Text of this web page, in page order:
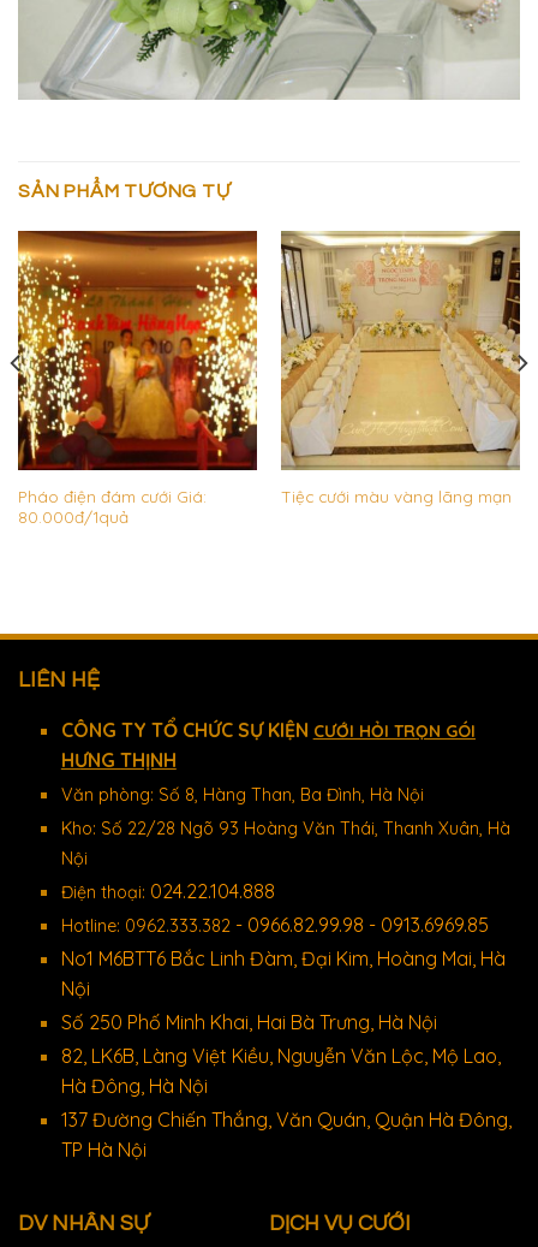
SẢN PHẨM TƯƠNG TỰ
Pháo điện đám cưới Giá:
80.000đ/1quả
Tiệc cưới màu vàng lãng mạn
LIÊN HỆ
CÔNG TY TỔ CHỨC SỰ KIỆN CƯỚI HỎI TRỌN GÓI
HƯNG THỊNH
Văn phòng: Số 8, Hàng Than, Ba Đình, Hà Nội
Kho: Số 22/28 Ngõ 93 Hoàng Văn Thái, Thanh Xuân, Hà
Nội
Điện thoại: 024.22.104.888
Hotline: 0962.333.382 - 0966.82.99.98 - 0913.6969.85
No1 M6BTT6 Bắc Linh Đàm, Đại Kim, Hoàng Mai, Hà
Nội
Số 250 Phố Minh Khai, Hai Bà Trưng, Hà Nội
82, LK6B, Làng Việt Kiều, Nguyễn Văn Lộc, Mộ Lao,
Hà Đông, Hà Nội
137 Đường Chiến Thắng, Văn Quán, Quận Hà Đông,
TP Hà Nội
DV NHÂN SỰ DỊCH VỤ CƯỚI